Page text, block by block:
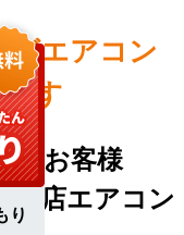
グエアコン
す
のお客様
門店エアコン
り